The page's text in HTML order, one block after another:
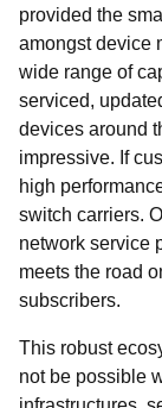
provided the
amongst device
wide range of
serviced,
devices around
impressive. If
high
switch carriers.
network service
meets the road
subscribers.
This robust
not be possible